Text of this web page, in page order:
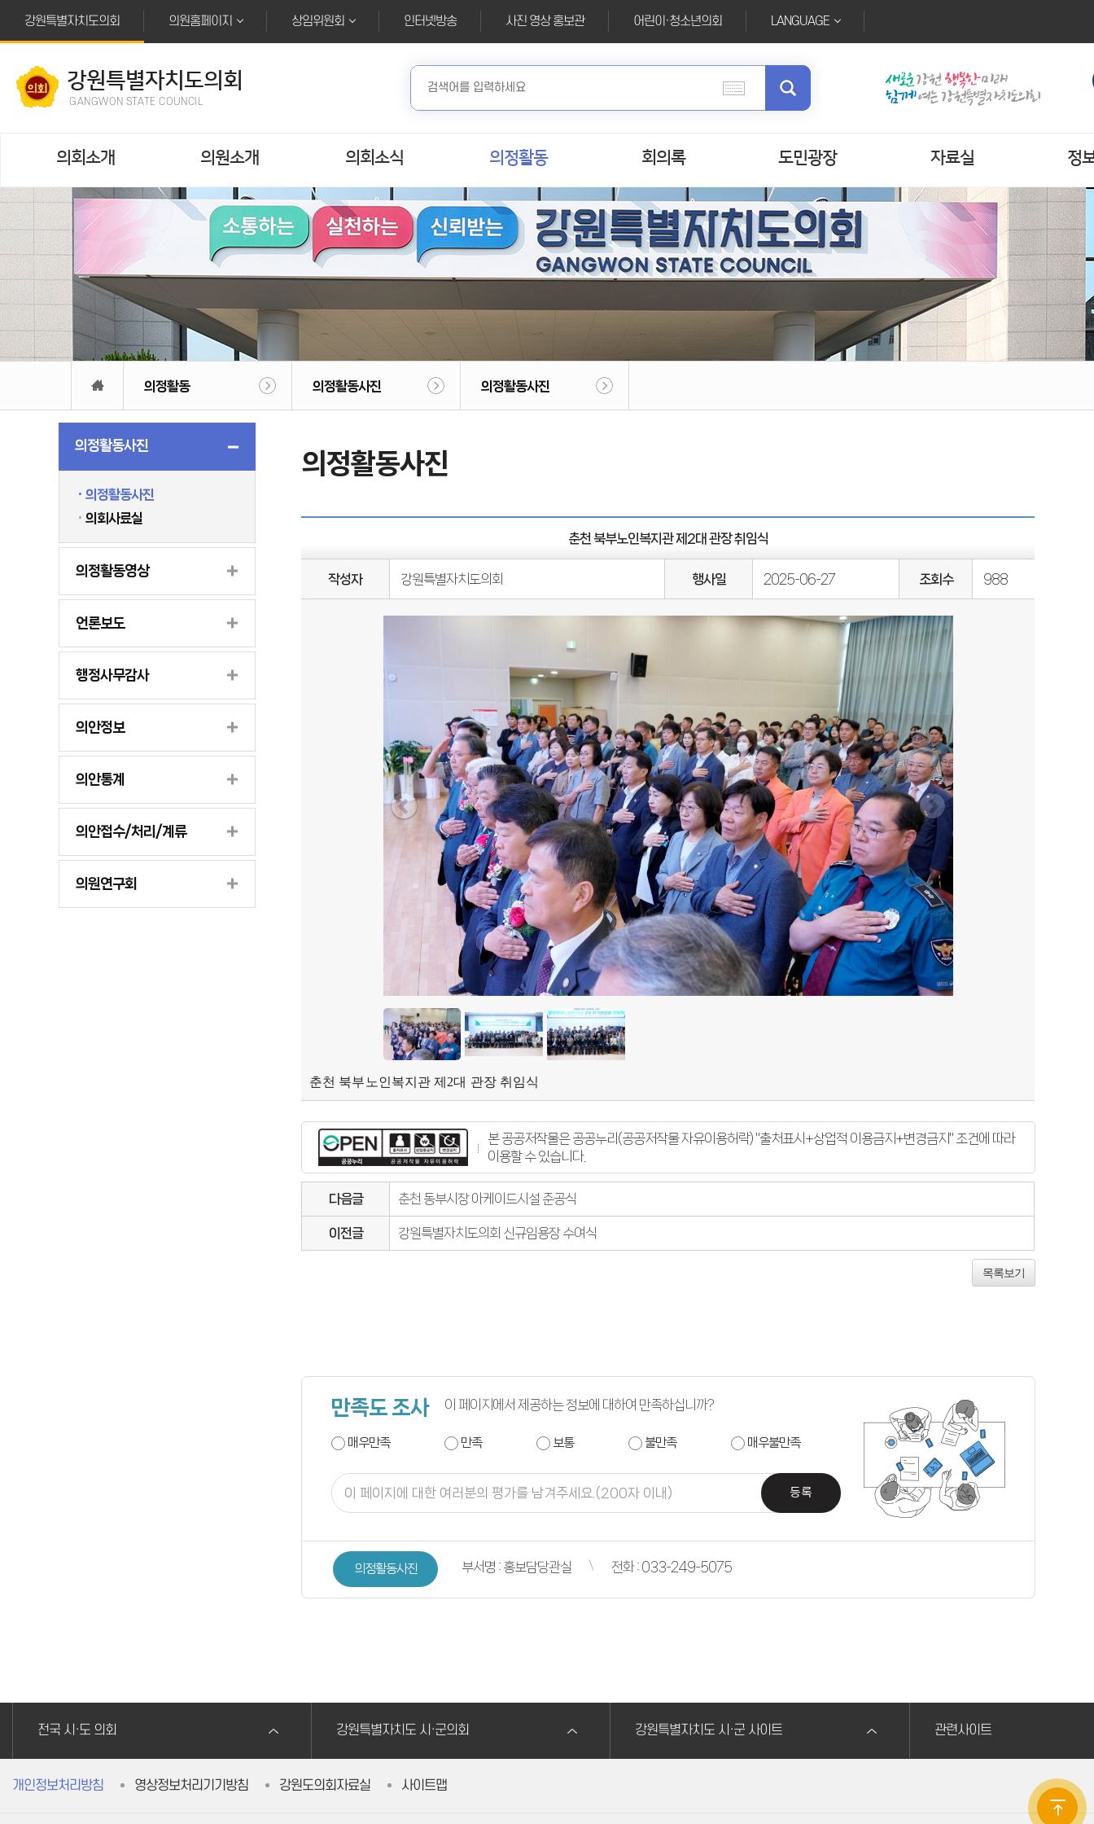
강원특별자치도의회
의원홈페이지 상임위원회 인터넷방송 사진 영상 홍보관 어린이·청소년의회 LANGUAGE
강원특별자치도의회
GANGWON STATE COUNCIL
의회소개 의원소개 의회소식 의정활동 회의록 도민광장 자료실 정
의정활동 의정활동사진 의정활동사진
의정활동사진
의정활동사진
의회사료실
의정활동영상
언론보도
행정사무감사
의안정보
의안통계
의안접수/처리/계류
의원연구회
의정활동사진
춘천 북부노인복지관 제2대 관장 취임식
작성자 강원특별자치도의회 행사일 2025-06-27 조회수 988
춘천 북부노인복지관 제2대 관장 취임식
본 공공저작물은 공공누리(공공저작물 자유이용허락) "출처표시+상업적 이용금지+변경금지" 조건에 따라
이용할 수 있습니다.
다음글 춘천 동부시장 아케이드시설 준공식
이전글 강원특별자치도의회 신규임용장 수여식
목록보기
만족도 조사 이 페이지에서 제공하는 정보에 대하여 만족하십니까?
매우만족 만족 보통 불만족 매우불만족
등록
의정활동사진 부서명 : 홍보담당관실 전화 : 033-249-5075
전국 시·도 의회 강원특별자치도 시·군의회 강원특별자치도 시·군 사이트 관련사이트
개인정보처리방침 영상정보처리기기방침 강원도의회자료실 사이트맵